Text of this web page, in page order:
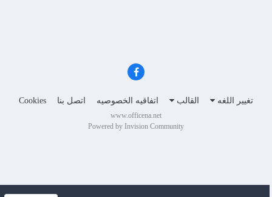
تغيير اللغه القالب اتفاقيه الخصوصيه اتصل بنا Cookies
www.officena.net
Powered by Invision Community